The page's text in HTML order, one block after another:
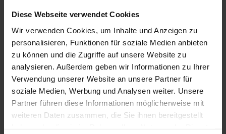
Diese Webseite verwendet Cookies
Wir verwenden Cookies, um Inhalte und Anzeigen zu
personalisieren, Funktionen für soziale Medien anbieten
zu können und die Zugriffe auf unsere Website zu
analysieren. Außerdem geben wir Informationen zu Ihrer
Verwendung unserer Website an unsere Partner für
soziale Medien, Werbung und Analysen weiter. Unsere
Partner führen diese Informationen möglicherweise mit
weiteren Daten zusammen, die Sie ihnen bereitgestellt